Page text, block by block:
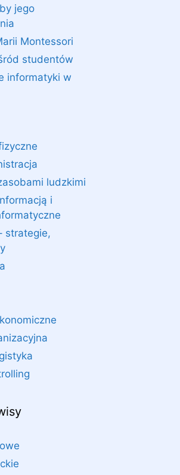
jego
Montessori
studentów
informatyki w
ludzkimi
i
strategie,